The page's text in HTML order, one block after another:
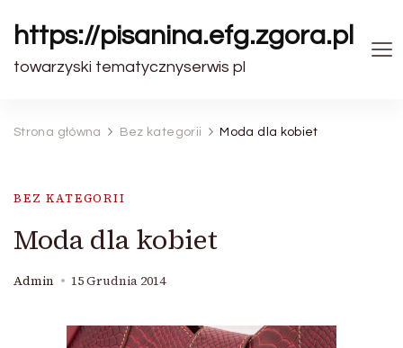
https://pisanina.efg.zgora.pl
towarzyski tematycznyserwis pl
Strona główna Bez kategorii Moda dla kobiet
BEZ KATEGORII
Moda dla kobiet
Admin 15 Grudnia 2014